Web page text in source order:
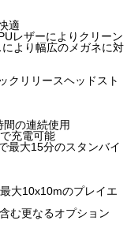
適
レザーによりクリーン
より幅広のメガネに対
クリリースヘッドスト
間の連続使用
充電可能
最大15分のスタンバイ
大10x10mのプレイエ
む更なるオプション